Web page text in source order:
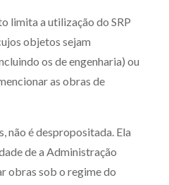
Online
presenciais
Company
por RSS
limita a utilização do SRP
objetos sejam
os de engenharia) ou
as obras de
não é despropositada. Ela
de a Administração
obras sob o regime do